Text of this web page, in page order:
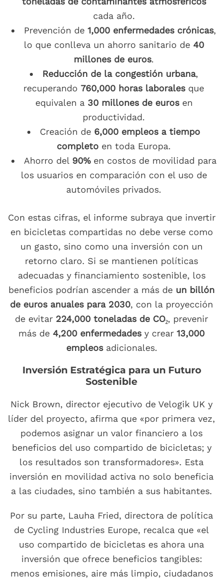
cada año.
Prevención de 1,000 enfermedades crónicas,
lo que conlleva un ahorro sanitario de 40
millones de euros.
Reducción de la congestión urbana,
recuperando 760,000 horas laboralesque
equivalen a 30 millones de eurosen
productividad.
Creación de 6,000 empleos a tiempo
completo en toda Europa.
Ahorro del 90%en costos de movilidad para
los usuarios en comparación con el uso de
automóviles privados.
Con estas cifras, el informe subraya que invertir
en bicicletas compartidas no debe verse como
un gasto, sino como una inversión con un
retorno claro. Si se mantienen políticas
adecuadas y financiamiento sostenible, los
beneficios podrían ascender a más de un billón
de euros anuales para 2030, con la proyección
de evitar 224,000 toneladas de CO₂, prevenir
más de 4,200 enfermedadesy crear 13,000
empleosadicionales.
Inversión Estratégica para un Futuro
Sostenible
Nick Brown, director ejecutivo de Velogik UK y
líder del proyecto, afirma que «por primera vez,
podemos asignar un valor financiero a los
beneficios del uso compartido de bicicletas; y
los resultados son transformadores». Esta
inversión en movilidad activa no solo beneficia
a las ciudades, sino también a sus habitantes.
Por su parte, Lauha Fried, directora de política
de Cycling Industries Europe, recalca que «el
uso compartido de bicicletas es ahora una
inversión que ofrece beneficios tangibles:
menos emisiones, aire más limpio, ciudadanos